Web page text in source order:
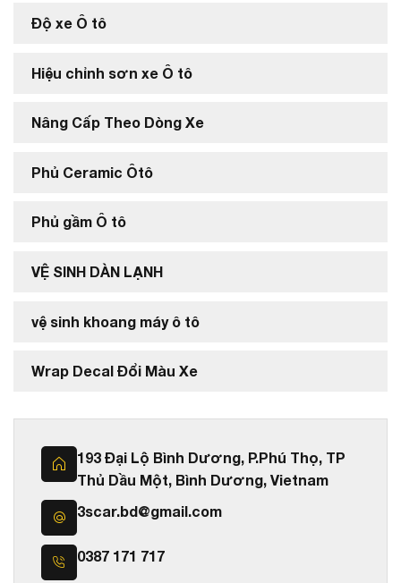
Độ xe Ô tô
Hiệu chỉnh sơn xe Ô tô
Nâng Cấp Theo Dòng Xe
Phủ Ceramic Ôtô
Phủ gầm Ô tô
VỆ SINH DÀN LẠNH
vệ sinh khoang máy ô tô
Wrap Decal Đổi Màu Xe
193 Đại Lộ Bình Dương, P.Phú Thọ, TP
Thủ Dầu Một, Bình Dương, Vietnam
3scar.bd@gmail.com
0387 171 717